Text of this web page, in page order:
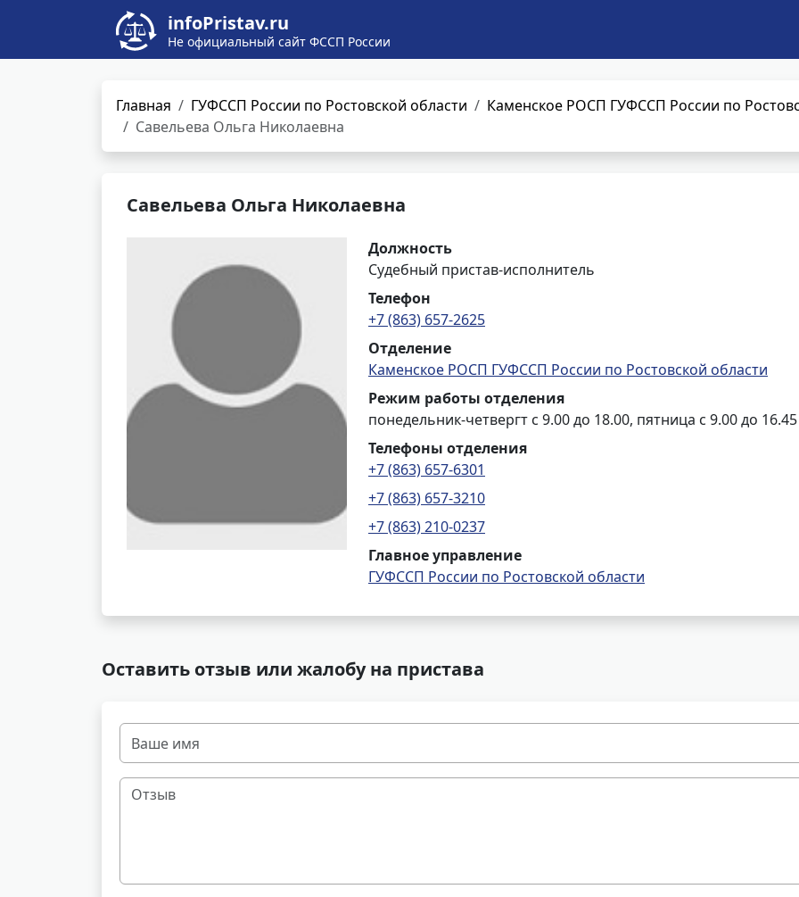
infoPristav.ru
Не официальный сайт ФССП России
Главная ГУФССП России по Ростовской области
Каменское РОСП ГУФССП России по
Савельева Ольга Николаевна
Савельева Ольга Николаевна
Должность
Судебный пристав-исполнитель
Телефон
+7 (863) 657-2625
Отделение
Каменское РОСП ГУФССП России по Ростовской области
Режим работы отделения
понедельник-четвергт с 9.00 до 18.00, пятница с 9.00 до 16.45
Телефоны отделения
+7 (863) 657-6301
+7 (863) 657-3210
+7 (863) 210-0237
Главное управление
ГУФССП России по Ростовской области
Оставить отзыв или жалобу на пристава